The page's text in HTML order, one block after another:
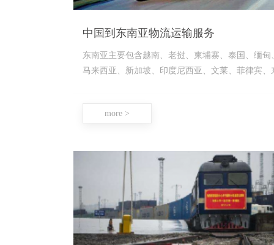
中国到东南亚物流运输服务
东南亚主要包含越南、老挝、柬埔寨、泰国、缅甸
马来西亚、新加坡、印度尼西亚、文莱、菲律宾、
more >